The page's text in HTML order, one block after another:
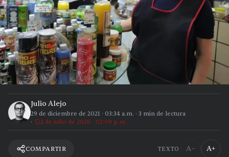
Julio Alejo
29 de diciembre de 2021 · 03:34 a.m. · 3 min de lectura
2 de julio de 2026 · 02:09 p.m.
COMPARTIR TEXTO A− A+